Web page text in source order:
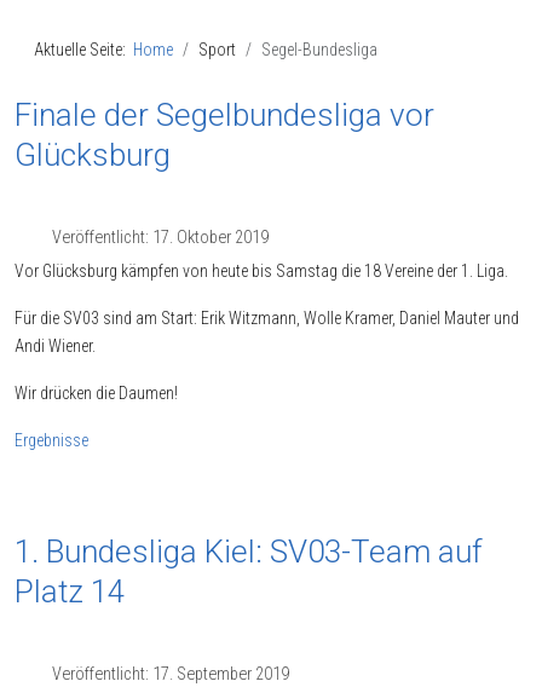
Aktuelle Seite: Home Sport Segel-Bundesliga
Finale der Segelbundesliga vor
Glücksburg
Veröffentlicht: 17. Oktober 2019
Vor Glücksburg kämpfen von heute bis Samstag die 18 Vereine der 1. Liga.
Für die SV03 sind am Start: Erik Witzmann, Wolle Kramer, Daniel Mauter und
Andi Wiener.
Wir drücken die Daumen!
Ergebnisse
1. Bundesliga Kiel: SV03-Team auf
Platz 14
Veröffentlicht: 17. September 2019